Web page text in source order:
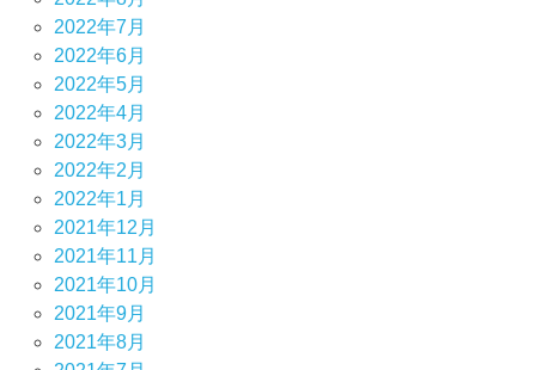
2022年7月
2022年6月
2022年5月
2022年4月
2022年3月
2022年2月
2022年1月
2021年12月
2021年11月
2021年10月
2021年9月
2021年8月